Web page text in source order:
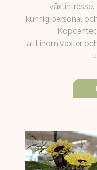
kunnig personal
allt inom växter